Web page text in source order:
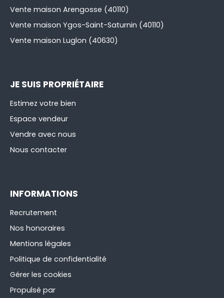
Vente maison Arengosse (40110)
Vente maison Ygos-Saint-Saturnin (40110)
Vente maison Luglon (40630)
JE SUIS PROPRIÉTAIRE
Estimez votre bien
Espace vendeur
Vendre avec nous
Nous contacter
INFORMATIONS
Recrutement
Nos honoraires
Mentions légales
Politique de confidentialité
Gérer les cookies
Propulsé par